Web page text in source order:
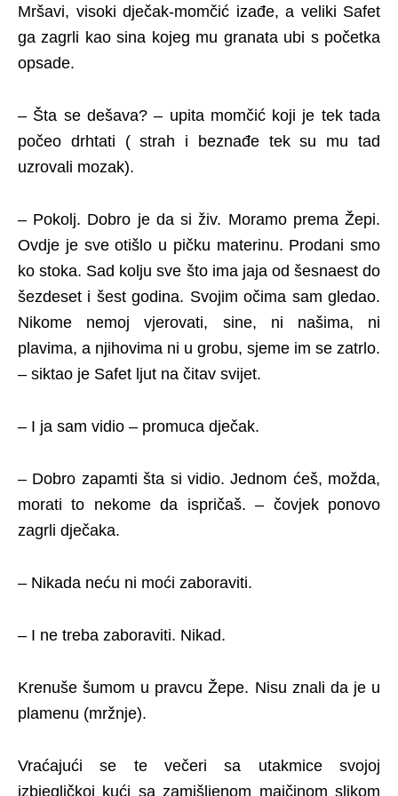
Mršavi, visoki dječak-momčić izađe, a veliki Safet
ga zagrli kao sina kojeg mu granata ubi s početka
opsade.
– Šta se dešava? – upita momčić koji je tek tada
počeo drhtati ( strah i beznađe tek su mu tad
uzrovali mozak).
– Pokolj. Dobro je da si živ. Moramo prema Žepi.
Ovdje je sve otišlo u pičku materinu. Prodani smo
ko stoka. Sad kolju sve što ima jaja od šesnaest do
šezdeset i šest godina. Svojim očima sam gledao.
Nikome nemoj vjerovati, sine, ni našima, ni
plavima, a njihovima ni u grobu, sjeme im se zatrlo.
– siktao je Safet ljut na čitav svijet.
– I ja sam vidio – promuca dječak.
– Dobro zapamti šta si vidio. Jednom ćeš, možda,
morati to nekome da ispričaš. – čovjek ponovo
zagrli dječaka.
– Nikada neću ni moći zaboraviti.
– I ne treba zaboraviti. Nikad.
Krenuše šumom u pravcu Žepe. Nisu znali da je u
plamenu (mržnje).
Vraćajući se te večeri sa utakmice svojoj
izbjegličkoj kući sa zamišljenom majčinom slikom